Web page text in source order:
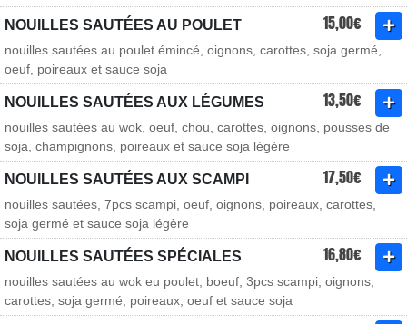
NOUILLES SAUTÉES AU POULET 15,00€
nouilles sautées au poulet émincé, oignons, carottes, soja germé,
oeuf, poireaux et sauce soja
NOUILLES SAUTÉES AUX LÉGUMES 13,50€
nouilles sautées au wok, oeuf, chou, carottes, oignons, pousses de
soja, champignons, poireaux et sauce soja légère
NOUILLES SAUTÉES AUX SCAMPI 17,50€
nouilles sautées, 7pcs scampi, oeuf, oignons, poireaux, carottes,
soja germé et sauce soja légère
NOUILLES SAUTÉES SPÉCIALES 16,80€
nouilles sautées au wok eu poulet, boeuf, 3pcs scampi, oignons,
carottes, soja germé, poireaux, oeuf et sauce soja